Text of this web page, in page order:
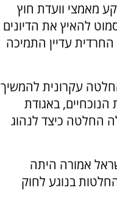
מאמצי וועדת חוץ
להאיץ את הדיונים
עדיין התמיכה
עקרונית להמשיך
באגודת
החלטה כיצד לנהוג
אמורה היתה
בנוגע לחוק